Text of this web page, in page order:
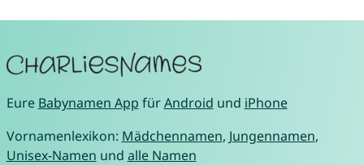
Eure Babynamen App fürAndroid und iPhone
Vornamenlexikon: Mädchennamen, Jungennamen,
Unisex-Namen und alle Namen